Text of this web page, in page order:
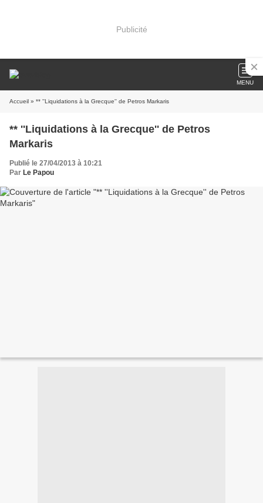
Publicité
MENU
Accueil » ** ''Liquidations à la Grecque'' de Petros Markaris
** ''Liquidations à la Grecque'' de Petros
Markaris
Publié le 27/04/2013 à 10:21
Par Le Papou